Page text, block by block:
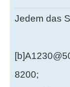
Jedem das
8200;